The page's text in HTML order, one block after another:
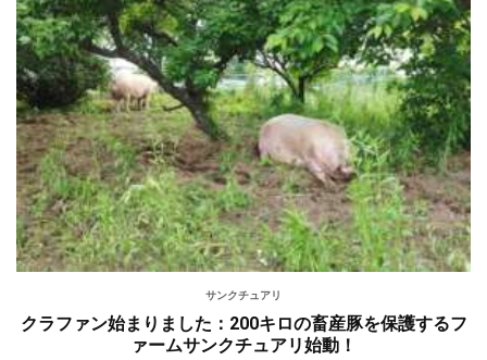
サンクチュアリ
クラファン始まりました：200キロの畜産豚を保護するフ
ァームサンクチュアリ始動！